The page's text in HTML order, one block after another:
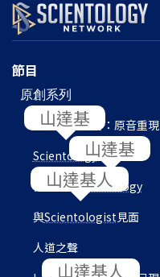
觀看
節目
原創系列
L. 羅恩 賀伯特：原音重現
Scientology內部
目的地：Scientology
與Scientologist見面
人道之聲